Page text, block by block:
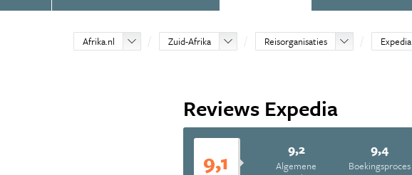
Afrika.nl Zuid-Afrika Reisorganisaties Expedia
Reviews Expedia
9,1 9,2
Algemene
9,4
Boekingsproces